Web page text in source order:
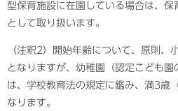
型保育施設に在園している場合は、保
として取り扱います。
（注釈2）開始年齢について、原則、
となりますが、幼稚園（認定こども
は、学校教育法の規定に鑑み、満3歳
なります。